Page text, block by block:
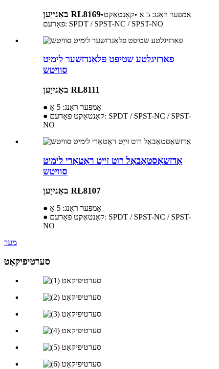
באַנייַען RL8169•אמפער ראַנג: 5 א •קאָנטאַקט
פאָרעם: SPDT / SPST-NC / SPST-NO
פארזיגלטע שטיפט פּלאַנדזשער לימיט
סוויטש
באַנייַען RL8111
● אַמפּער ראַנג: 5 אַ
● קאָנטאַקט פאָרעם: SPDT / SPST-NC / SPST-
NO
אַדזשאַסטאַבאַל רוט זייַט ראָטאַרי לימיט
סוויטש
באַנייַען RL8107
● אַמפּער ראַנג: 5 אַ
● קאָנטאַקט פאָרעם: SPDT / SPST-NC / SPST-
NO
מער
סערטיפיקאַט